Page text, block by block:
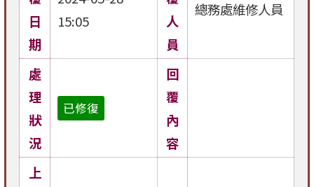
日
期
15:05
人
員
總務處維修人員
處
理
狀
況
已修復
回
覆
內
容
上